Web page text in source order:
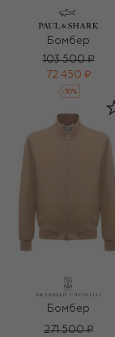
Бомбер
103 500 ₽
72 450 ₽
-30%
Бомбер
271 500 ₽